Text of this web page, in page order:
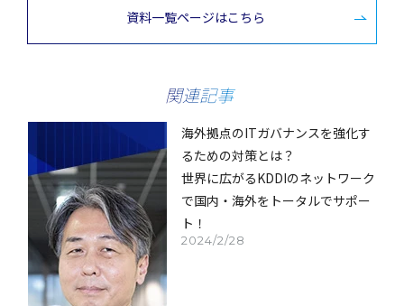
資料一覧ページはこちら
関連記事
2024/2/28
海外拠点のITガバナンスを強化す
るための対策とは？
世界に広がるKDDIのネットワーク
で国内・海外をトータルでサポー
ト！